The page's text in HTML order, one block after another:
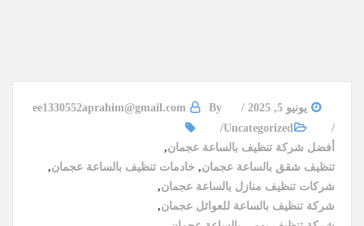
يونيو 5, 2025 By
ee1330552aprahim@gmail.com
Uncategorized
أفضل شركة تنظيف بالساعة عجمان,
تنظيف شقق بالساعة عجمان, خادمات تنظيف بالساعة عجمان,
شركات تنظيف منازل بالساعة عجمان,
شركة تنظيف بالساعة للعوائل عجمان,